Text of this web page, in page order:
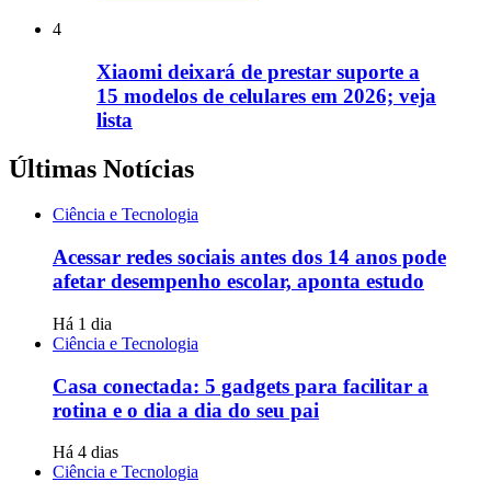
4
Xiaomi deixará de prestar suporte a
15 modelos de celulares em 2026; veja
lista
Últimas Notícias
Ciência e Tecnologia
Acessar redes sociais antes dos 14 anos pode
afetar desempenho escolar, aponta estudo
Há 1 dia
Ciência e Tecnologia
Casa conectada: 5 gadgets para facilitar a
rotina e o dia a dia do seu pai
Há 4 dias
Ciência e Tecnologia